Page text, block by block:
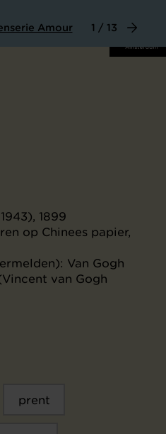
Amour 1 / 13
1899
op Chinees papier,
Van Gogh
van Gogh
prent